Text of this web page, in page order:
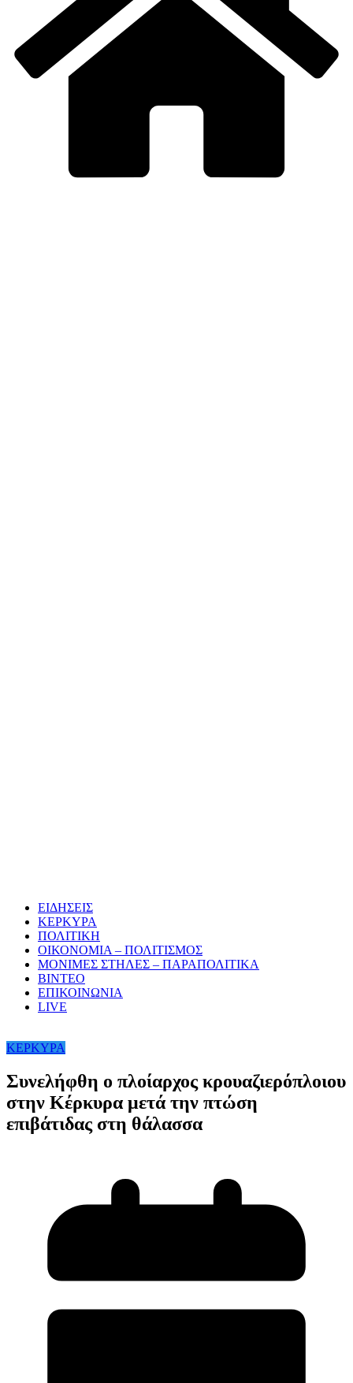
ΕΙΔΗΣΕΙΣ
ΚΕΡΚΥΡΑ
ΠΟΛΙΤΙΚΗ
ΟΙΚΟΝΟΜΙΑ – ΠΟΛΙΤΙΣΜΟΣ
ΜΟΝΙΜΕΣ ΣΤΗΛΕΣ – ΠΑΡΑΠΟΛΙΤΙΚΑ
ΒΙΝΤΕΟ
ΕΠΙΚΟΙΝΩΝΙΑ
LIVE
ΚΕΡΚΥΡΑ
Συνελήφθη ο πλοίαρχος κρουαζιερόπλοιου
στην Κέρκυρα μετά την πτώση
επιβάτιδας στη θάλασσα